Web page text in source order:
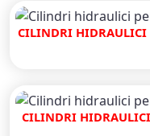
CILINDRI HIDRAULICI
CILINDRI HIDRAULICI